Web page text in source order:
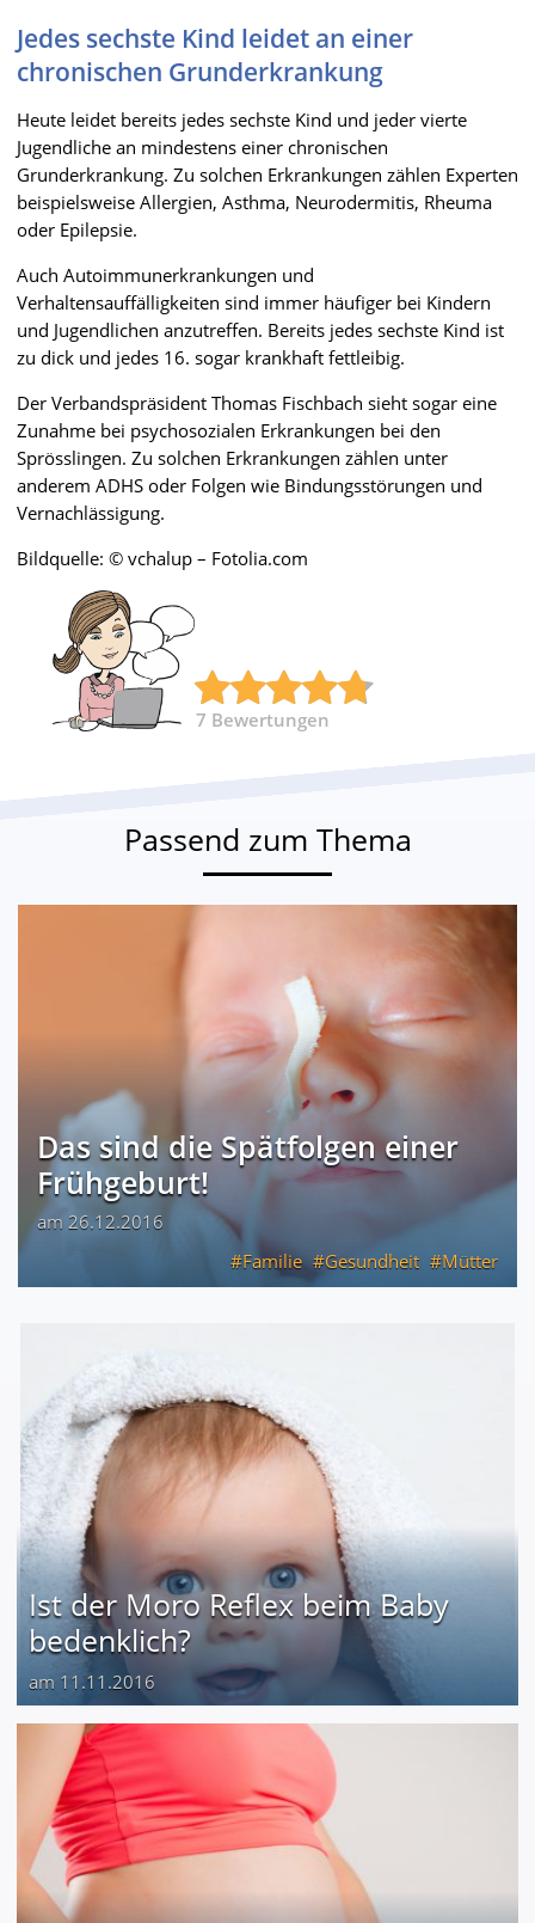
Jedes sechste Kind leidet an einer
chronischen Grunderkrankung
Heute leidet bereits jedes sechste Kind und jeder vierte
Jugendliche an mindestens einer chronischen
Grunderkrankung. Zu solchen Erkrankungen zählen Experten
beispielsweise Allergien, Asthma, Neurodermitis, Rheuma
oder Epilepsie.
Auch Autoimmunerkrankungen und
Verhaltensauffälligkeiten sind immer häufiger bei Kindern
und Jugendlichen anzutreffen. Bereits jedes sechste Kind ist
zu dick und jedes 16. sogar krankhaft fettleibig.
Der Verbandspräsident Thomas Fischbach sieht sogar eine
Zunahme bei psychosozialen Erkrankungen bei den
Sprösslingen. Zu solchen Erkrankungen zählen unter
anderem ADHS oder Folgen wie Bindungsstörungen und
Vernachlässigung.
Bildquelle: © vchalup – Fotolia.com
7 Bewertungen
Passend zum Thema
Das sind die Spätfolgen einer
Frühgeburt!
am 26.12.2016
Familie
Gesundheit Mütter
Ist der Moro Reflex beim Baby
bedenklich?
am 11.11.2016